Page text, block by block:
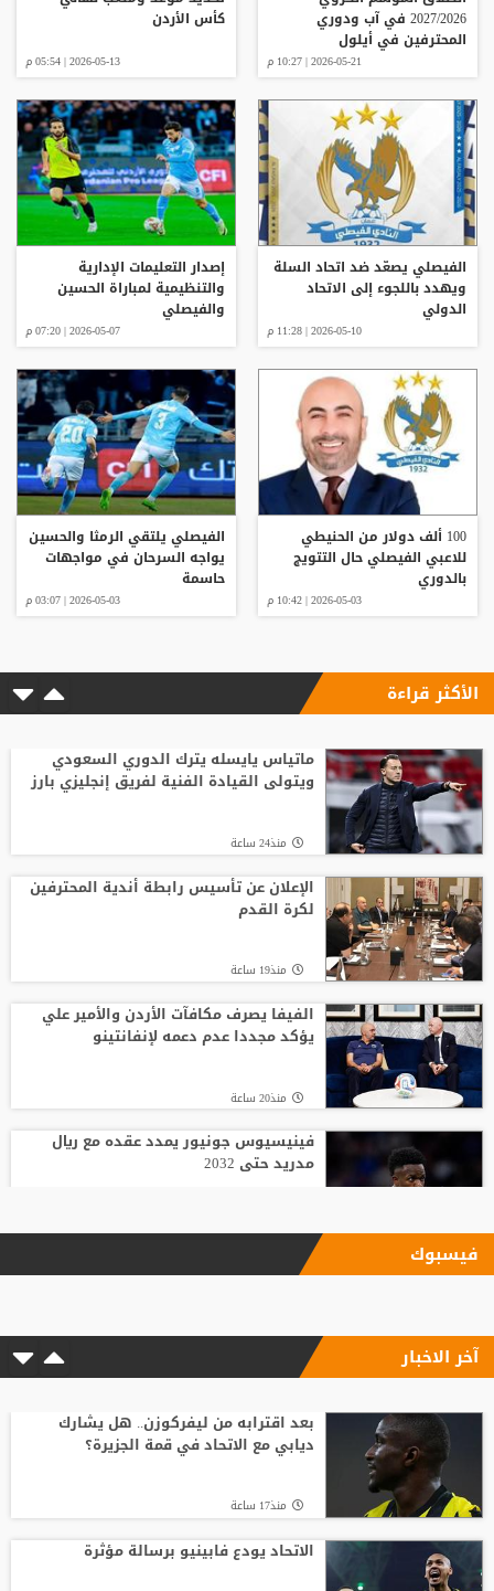
2027/2026 في آب ودوري
المحترفين في أيلول
2026-05-21 | 10:27 م
كأس الأردن
2026-05-13 | 05:54 م
الفيصلي يصعّد ضد اتحاد السلة
ويهدد باللجوء إلى الاتحاد
الدولي
2026-05-10 | 11:28 م
إصدار التعليمات الإدارية
والتنظيمية لمباراة الحسين
والفيصلي
2026-05-07 | 07:20 م
100 ألف دولار من الحنيطي
للاعبي الفيصلي حال التتويج
بالدوري
2026-05-03 | 10:42 م
الفيصلي يلتقي الرمثا والحسين
يواجه السرحان في مواجهات
حاسمة
2026-05-03 | 03:07 م
الأكثر قراءة
ماتياس يايسله يترك الدوري السعودي
ويتولى القيادة الفنية لفريق إنجليزي بارز
منذ24 ساعة
الإعلان عن تأسيس رابطة أندية المحترفين
لكرة القدم
منذ19 ساعة
الفيفا يصرف مكافآت الأردن والأمير علي
يؤكد مجددا عدم دعمه لإنفانتينو
منذ20 ساعة
فينيسيوس جونيور يمدد عقده مع ريال
مدريد حتى 2032
الاتحاد يودع فابينيو برسالة مؤثرة
رودري يحسم قراره ويختار وجهته المقبلة
قبل أن يلمس الكرة.. بالأرقام طرابزون يحصد
ثمار التعاقد مع محمد صلاح
فيسبوك
آخر الاخبار
بعد اقترابه من ليفركوزن.. هل يشارك
ديابي مع الاتحاد في قمة الجزيرة؟
منذ17 ساعة
الاتحاد يودع فابينيو برسالة مؤثرة